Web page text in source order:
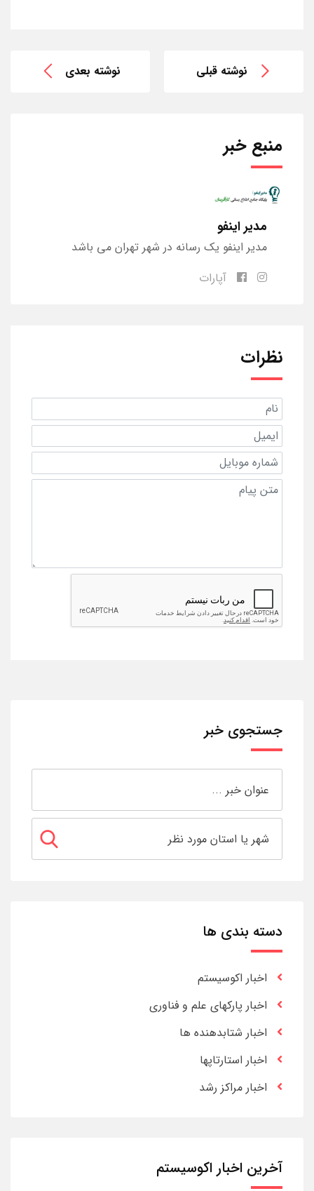
نوشته قبلی نوشته بعدی
منبع خبر
مدیر اینفو
مدیر اینفو یک رسانه در شهر تهران می باشد
آپارات
نظرات
جستجوی خبر
دسته بندی ها
اخبار اکوسیستم
اخبار پارکهای علم و فناوری
اخبار شتابدهنده ها
اخبار استارتاپها
اخبار مراکز رشد
آخرین اخبار اکوسیستم